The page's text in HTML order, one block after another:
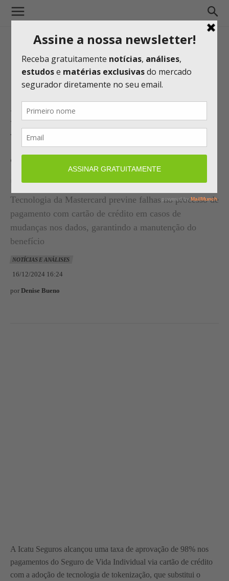
Icatu Seguros adota
tokenização e amplia taxa de
aprovação de pagamentos de
Seguro de Vida para 98%
Tecnologia da Mastercard previne falhas no processo de
pagamento com cartão de crédito em casos de
mudanças nos dados, garantindo a manutenção do
benefício
NOTÍCIAS E ANÁLISES
16/12/2024 16:24
por Denise Bueno
A Icatu Seguros alcançou uma taxa de aprovação de 98% nos
pagamentos do Seguro de Vida Individual via cartão de crédito
com a adoção de tecnologia de tokenização, que substitui o